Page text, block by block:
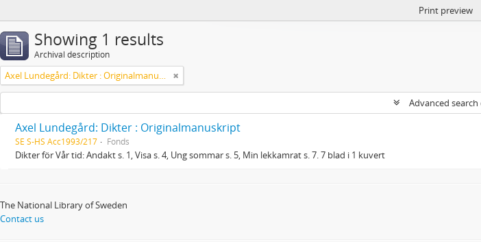
Print preview
Showing 1 results
Archival description
Axel Lundegård: Dikter : Originalmanuskript
Advanced
Axel Lundegård: Dikter : Originalmanuskript
SE S-HS Acc1993/217 Fonds
Dikter för Vår tid: Andakt s. 1, Visa s. 4, Ung sommar s. 5, Min lekkamrat s. 7. 7 blad i 1 kuvert
The National Library of Sweden
Contact us